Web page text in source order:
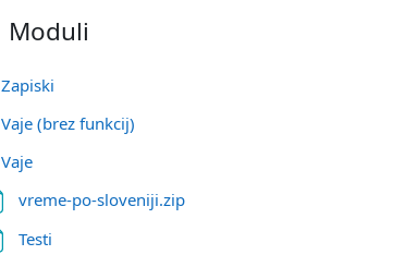
Moduli
Zapiski
Vaje (brez funkcij)
VajeStran
vreme-po-sloveniji.zip
Testi